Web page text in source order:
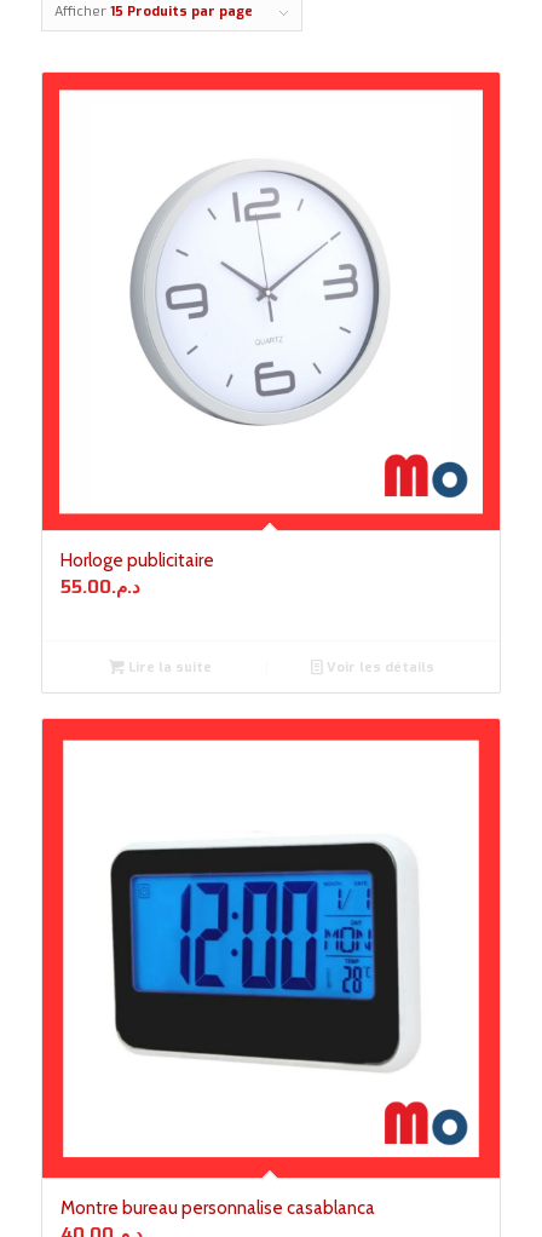
Afficher 15 Produits par page
Horloge publicitaire
د.م.55.00
Lire la suite Voir les détails
Montre bureau personnalise casablanca